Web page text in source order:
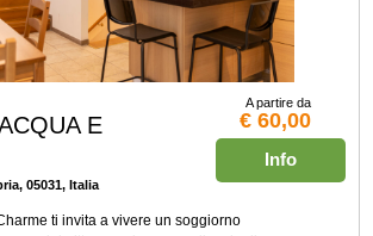
A partire da
€ 60,00
Info
E
05031, Italia
ti invita a vivere un soggiorno